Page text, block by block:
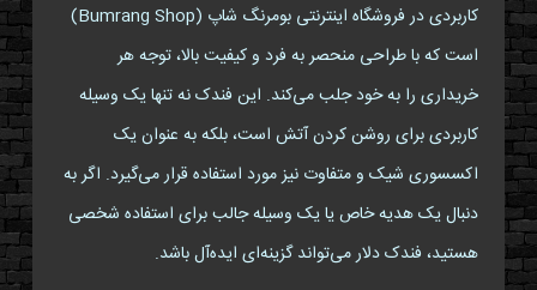
کاربردی در فروشگاه اینترنتی بومرنگ شاپ (Bumrang Shop)
است که با طراحی منحصر به فرد و کیفیت بالا، توجه هر
خریداری را به خود جلب می‌کند. این فندک نه تنها یک وسیله
کاربردی برای روشن کردن آتش است، بلکه به عنوان یک
اکسسوری شیک و متفاوت نیز مورد استفاده قرار می‌گیرد. اگر به
دنبال یک هدیه خاص یا یک وسیله جالب برای استفاده شخصی
هستید، فندک دلار می‌تواند گزینه‌ای ایده‌آل باشد.